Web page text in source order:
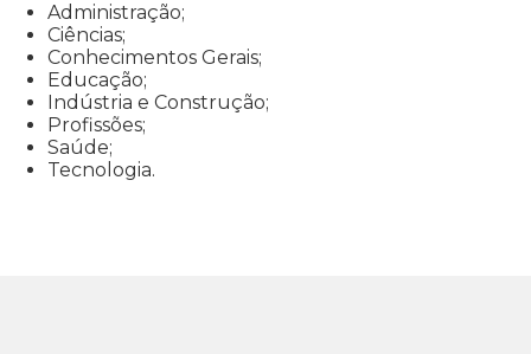
Administração;
Ciências;
Conhecimentos Gerais;
Educação;
Indústria e Construção;
Profissões;
Saúde;
Tecnologia.